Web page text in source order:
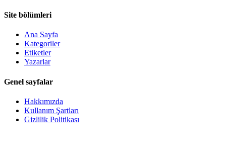
Site bölümleri
Ana Sayfa
Kategoriler
Etiketler
Yazarlar
Genel sayfalar
Hakkımızda
Kullanım Şartları
Gizlilik Politikası